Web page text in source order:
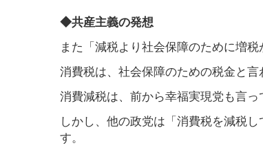
◆共産主義の発想
また「減税より社会保障のために増税
消費税は、社会保障のための税金と
消費減税は、前から幸福実現党も言
しかし、他の政党は「消費税を減税
す。